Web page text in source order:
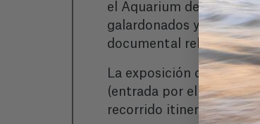
el Aquarium de San
galardonados y en el
documental
La exposición de sala,
(entrada por el río en la
recorrido itinerante,